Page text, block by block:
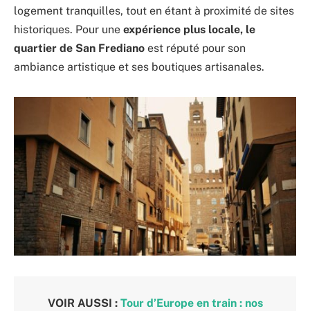
logement tranquilles, tout en étant à proximité de sites
historiques. Pour une expérience plus locale, le
quartier de San Frediano est réputé pour son
ambiance artistique et ses boutiques artisanales.
VOIR AUSSI : Tour d’Europe en train : nos